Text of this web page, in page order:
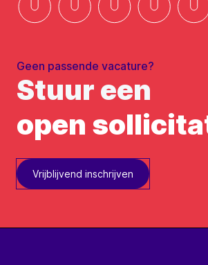
Geen passende vacature?
Stuur een
open
Vrijblijvend inschrijven